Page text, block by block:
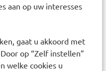
aan op uw interesses
gaat u akkoord met
op “Zelf instellen”
welke cookies u
- Drometrizole
- Palmitic Acid -
-
- Parfum